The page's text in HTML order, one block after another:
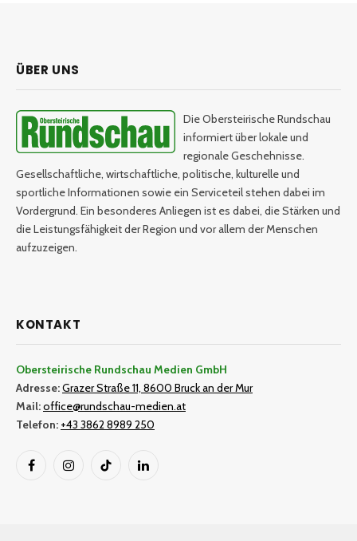
ÜBER UNS
Die Obersteirische Rundschau
informiert über lokale und
regionale Geschehnisse.
Gesellschaftliche, wirtschaftliche, politische, kulturelle und
sportliche Informationen sowie ein Serviceteil stehen dabei im
Vordergrund. Ein besonderes Anliegen ist es dabei, die Stärken und
die Leistungsfähigkeit der Region und vor allem der Menschen
aufzuzeigen.
KONTAKT
Obersteirische Rundschau Medien GmbH
Adresse:Grazer Straße 11, 8600 Bruck an der Mur
Mail:office@rundschau-medien.at
Telefon: +43 3862 8989 250
FacebookInstagramTikTok LinkedIn